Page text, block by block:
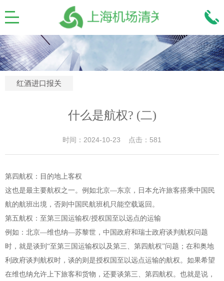
红酒进口报关
什么是航权? (二)
时间：2024-10-23 点击：581
第四航权：目的地上客权
这也是最主要航权之一。例如北京—东京，日本允许旅客搭乘中国民
航的航班出境，否则中国民航班机只能空载返回。
第五航权：至第三国运输权/授权国至以远点的运输
例如：北京—维也纳—苏黎世，中国政府和瑞士政府谈判航权问题
时，就是谈到“至第三国运输权以及第三、第四航权”问题；在和奥地
利政府谈判航权时，谈的则是授权国至以远点运输的航权。如果希望
在维也纳允许上下旅客和货物，还要谈第三、第四航权。也就是说，